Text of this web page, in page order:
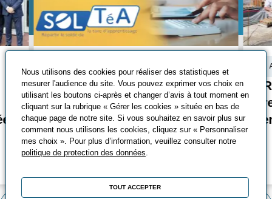
Versez votre solde de taxe
d'apprentissage à l'UIMM
Hauts-de-France
Nous utilisons des cookies pour réaliser des statistiques et
mesurer l'audience du site. Vous pouvez exprimer vos choix en
utilisant les boutons ci-après et changer d’avis à tout moment en
cliquant sur la rubrique « Gérer les cookies » située en bas de
chaque page de notre site. Si vous souhaitez en savoir plus sur
comment nous utilisons les cookies, cliquez sur « Personnaliser
mes choix ». Pour plus d’information, veuillez consulter notre
politique de protection des données
TOUT ACCEPTER